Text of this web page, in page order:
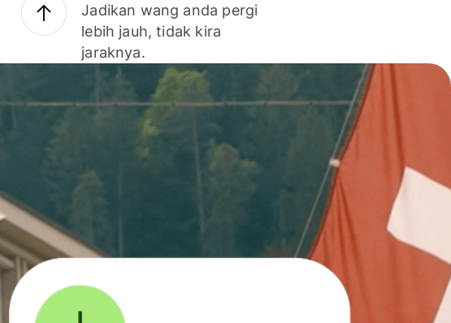
Jadikan wang anda pergi
lebih jauh, tidak kira
jaraknya.